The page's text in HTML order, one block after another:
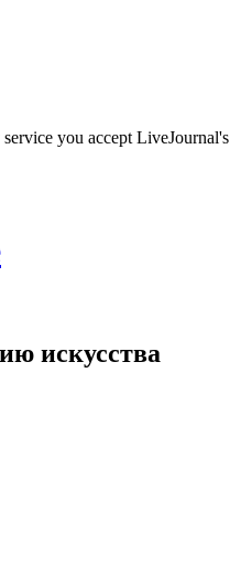
you accept LiveJournal's
искусства